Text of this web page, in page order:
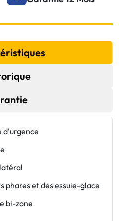
d'urgence
phares et des essuie-glace
bi-zone